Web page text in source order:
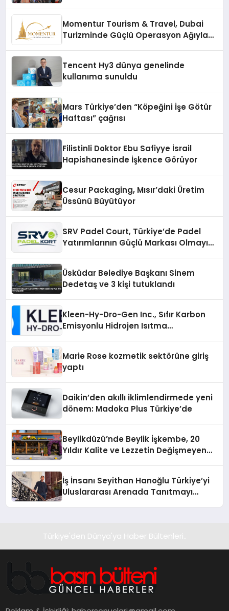
Momentur Tourism & Travel, Dubai
Turizminde Güçlü Operasyon Ağıyla
Tencent Hy3 dünya genelinde
kullanıma sunuldu
Mars Türkiye’den “Köpeğini İşe Götür
Haftası” çağrısı
Filistinli Doktor Ebu Safiyye İsrail
Hapishanesinde İşkence Görüyor
Cesur Packaging, Mısır’daki Üretim
Üssünü Büyütüyor
SRV Padel Court, Türkiye’de Padel
Yatırımlarının Güçlü Markası Olmayı
Üsküdar Belediye Başkanı Sinem
Dedetaş ve 3 kişi tutuklandı
Kleen-Hy-Dro-Gen Inc., Sıfır Karbon
Emisyonlu Hidrojen Isıtma
Marie Rose kozmetik sektörüne giriş
yaptı
Daikin’den akıllı iklimlendirmede yeni
dönem: Madoka Plus Türkiye’de
Beylikdüzü’nde Beylik İşkembe, 20
Yıldır Kalite ve Lezzetin Değişmeyen
İş İnsanı Seyithan Hanoğlu Türkiye’yi
Uluslararası Arenada Tanıtmayı
Türkiye'den Dünya'ya Haber Bültenleri..